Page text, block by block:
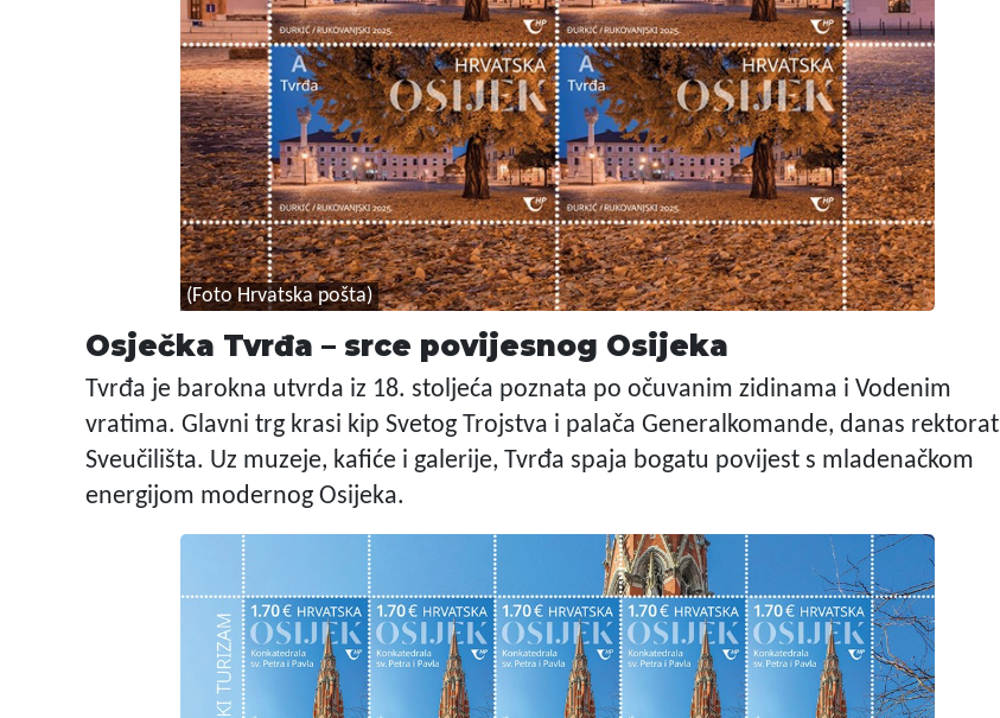
(Foto Hrvatska pošta)
Osječka Tvrđa – srce povijesnog Osijeka
Tvrđa je barokna utvrda iz 18. stoljeća poznata po očuvanim zidinama i Vodenim
vratima. Glavni trg krasi kip Svetog Trojstva i palača Generalkomande, danas rektorat
Sveučilišta. Uz muzeje, kafiće i galerije, Tvrđa spaja bogatu povijest s mladenačkom
energijom modernog Osijeka.